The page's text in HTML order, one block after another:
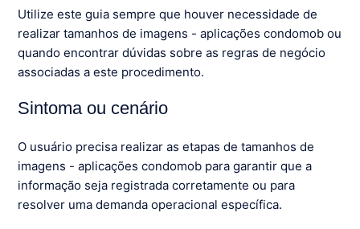
Utilize este guia sempre que houver necessidade de
realizar tamanhos de imagens - aplicações condomob ou
quando encontrar dúvidas sobre as regras de negócio
associadas a este procedimento.
Sintoma ou cenário
O usuário precisa realizar as etapas de tamanhos de
imagens - aplicações condomob para garantir que a
informação seja registrada corretamente ou para
resolver uma demanda operacional específica.